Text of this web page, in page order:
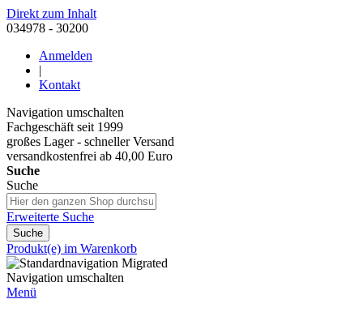
Direkt zum Inhalt
034978 - 30200
Anmelden
|
Kontakt
Navigation umschalten
Fachgeschäft seit 1999
großes Lager - schneller Versand
versandkostenfrei ab 40,00 Euro
Suche
Suche
Erweiterte Suche
Suche
Produkt(e) im Warenkorb
Navigation umschalten
Menü